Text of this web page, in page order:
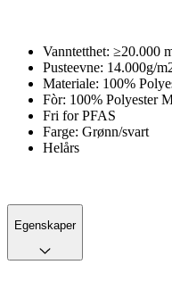
Vanntetthet: ≥20.000
Pusteevne: 14.000g/
Materiale: 100%
Fòr: 100% Polyester
Fri for PFAS
Farge: Grønn/svart
Helårs
Egenskaper